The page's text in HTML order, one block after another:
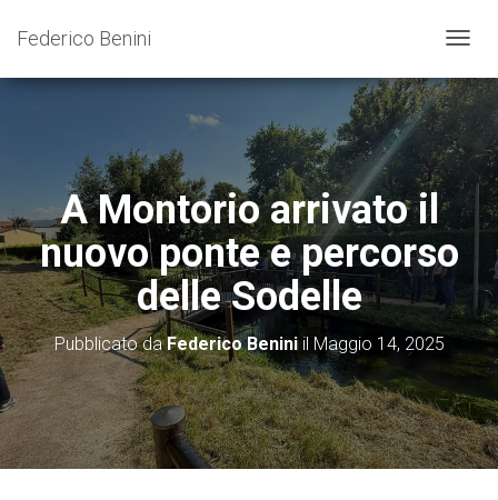
Federico Benini
A
V
I
G
A
Z
O
E
O
G
L
E
A Montorio arrivato il
nuovo ponte e percorso
delle Sodelle
Pubblicato daFederico Beniniil Maggio 14, 2025